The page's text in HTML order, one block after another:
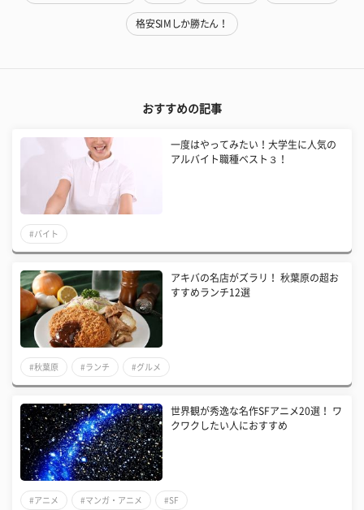
格安SIMしか勝たん！
おすすめの記事
一度はやってみたい！大学生に人気の
アルバイト職種ベスト３！
#バイト
アキバの名店がズラリ！ 秋葉原の超お
すすめランチ12選
#秋葉原 #ランチ #グルメ
世界観が秀逸な名作SFアニメ20選！ ワ
クワクしたい人におすすめ
#アニメ #マンガ・アニメ #SF